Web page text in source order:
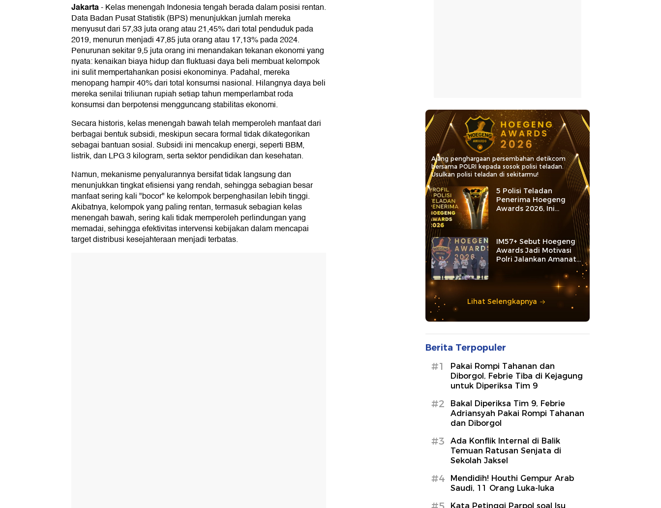
Jakarta-Kelas menengah Indonesia tengah berada dalam posisi rentan.
Data Badan Pusat Statistik (BPS) menunjukkan jumlah mereka
menyusut dari 57,33 juta orang atau 21,45% dari total penduduk pada
2019, menurun menjadi 47,85 juta orang atau 17,13% pada 2024.
Penurunan sekitar 9,5 juta orang ini menandakan tekanan ekonomi yang
nyata: kenaikan biaya hidup dan fluktuasi daya beli membuat kelompok
ini sulit mempertahankan posisi ekonominya. Padahal, mereka
menopang hampir 40% dari total konsumsi nasional. Hilangnya daya beli
mereka senilai triliunan rupiah setiap tahun memperlambat roda
konsumsi dan berpotensi mengguncang stabilitas ekonomi.
Secara historis, kelas menengah bawah telah memperoleh manfaat dari
berbagai bentuk subsidi, meskipun secara formal tidak dikategorikan
sebagai bantuan sosial. Subsidi ini mencakup energi, seperti BBM,
listrik, dan LPG 3 kilogram, serta sektor pendidikan dan kesehatan.
Namun, mekanisme penyalurannya bersifat tidak langsung dan
menunjukkan tingkat efisiensi yang rendah, sehingga sebagian besar
manfaat sering kali "bocor" ke kelompok berpenghasilan lebih tinggi.
Akibatnya, kelompok yang paling rentan, termasuk sebagian kelas
menengah bawah, sering kali tidak memperoleh perlindungan yang
memadai, sehingga efektivitas intervensi kebijakan dalam mencapai
target distribusi kesejahteraan menjadi terbatas.
Ajang penghargaan persembahan detikcom
bersama POLRI kepada sosok polisi teladan.
Usulkan polisi teladan di sekitarmu!
5 Polisi Teladan
Penerima Hoegeng
Awards 2026, Ini
Kategori dan Kiprahnya
IM57+ Sebut Hoegeng
Awards Jadi Motivasi
Polri Jalankan Amanat
Lihat Selengkapnya
Berita Terpopuler
#1
Pakai Rompi Tahanan dan
Diborgol, Febrie Tiba di Kejagung
untuk Diperiksa Tim 9
#2
Bakal Diperiksa Tim 9, Febrie
Adriansyah Pakai Rompi Tahanan
dan Diborgol
#3
Ada Konflik Internal di Balik
Temuan Ratusan Senjata di
Sekolah Jaksel
#4
Mendidih! Houthi Gempur Arab
Saudi, 11 Orang Luka-luka
Kata Petinggi Parpol soal Isu